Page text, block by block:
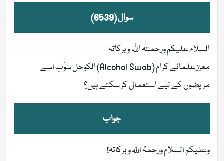
سوال (6539)
السلام علیکم ورحمتہ اللہ وبرکاتہ
معزز علمائے کرام (Alcohol Swab) الکوحل سوَب اسے
مریضوں کے لیے استعمال کر سکتے ہیں؟
جواب
وعلیکم السلام ورحمۃ اللہ وبرکاتہ!